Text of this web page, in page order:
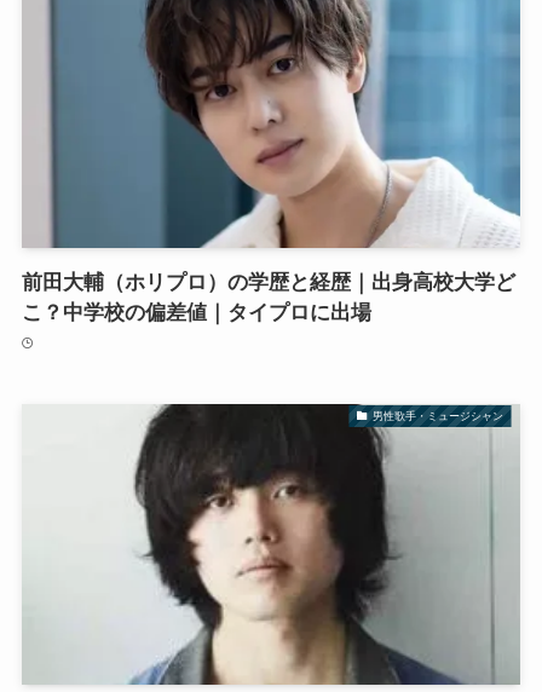
前田大輔（ホリプロ）の学歴と経歴｜出身高校大学ど
こ？中学校の偏差値｜タイプロに出場
男性歌手・ミュージシャン